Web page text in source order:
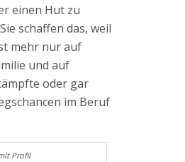
einen Hut zu
schaffen das, weil
mehr nur auf
und auf
oder gar
im Beruf